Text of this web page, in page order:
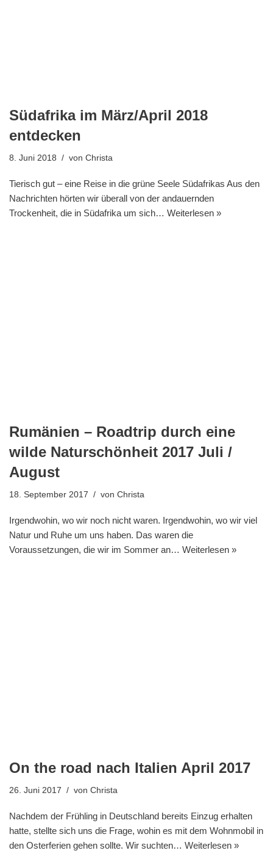
Südafrika im März/April 2018
entdecken
8. Juni 2018 von Christa
Tierisch gut – eine Reise in die grüne Seele Südafrikas Aus den
Nachrichten hörten wir überall von der andauernden
Trockenheit, die in Südafrika um sich… Weiterlesen »
Rumänien – Roadtrip durch eine
wilde Naturschönheit 2017 Juli /
August
18. September 2017 von Christa
Irgendwohin, wo wir noch nicht waren. Irgendwohin, wo wir viel
Natur und Ruhe um uns haben. Das waren die
Voraussetzungen, die wir im Sommer an… Weiterlesen »
On the road nach Italien April 2017
26. Juni 2017 von Christa
Nachdem der Frühling in Deutschland bereits Einzug erhalten
hatte, stellte sich uns die Frage, wohin es mit dem Wohnmobil in
den Osterferien gehen sollte. Wir suchten… Weiterlesen »